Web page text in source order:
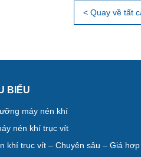
< Quay về tất
BIỂU
máy nén khí
nén khí trục vít
khí trục vít – Chuyên sâu – Giá